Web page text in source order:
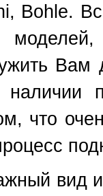
Bohle.
Вам
что
вид